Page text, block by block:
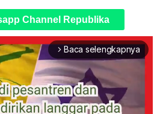
Channel Republika
arrow_forward_ios Baca selengkapnya